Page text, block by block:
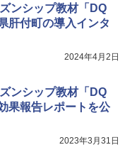
キャビネット
ンシップ教材「DQ
肝付町の導入インタ
2024年4月2日
ンシップ教材「DQ
果報告レポートを公
2023年3月31日